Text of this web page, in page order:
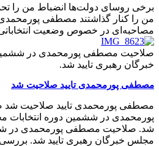
برخی روسای دولت‌ها انضباط من را
من را کنار گذاشتند مصطفی
مصاحبه‌ای در خصوص وضعیت انتخاباتی
صلاحیت مصطفی پورمحمدی در
خبرگان رهبری تایید شد.
مصطفی پورمحمدی تایید صلاحیت شد
مصطفی پورمحمدی تایید صلاحیت
پورمحمدی در ششمین دوره انتخابات
شد. صلاحیت مصطفی پورمحمدی در
مجلس خبرگان رهبری تایید شد.